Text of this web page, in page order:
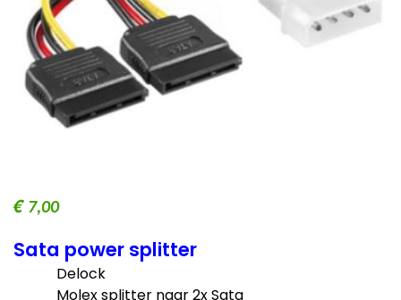
€7,00
Sata power splitter
Delock
Molex splitter naar 2x Sata